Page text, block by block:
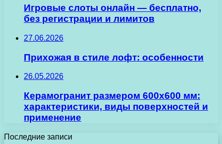
Игровые слоты онлайн — бесплатно,
без регистрации и лимитов
27.06.2026
Прихожая в стиле лофт: особенности
26.05.2026
Керамогранит размером 600х600 мм:
характеристики, виды поверхностей и
применение
Последние записи